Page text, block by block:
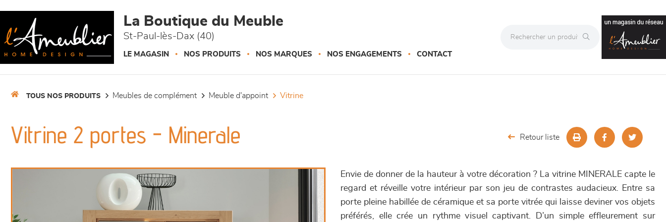
La Boutique du Meuble
St-Paul-lès-Dax (40)
LE MAGASIN NOS PRODUITS NOS MARQUES NOS ENGAGEMENTS CONTACT
TOUS NOS PRODUITS meubles de complément meuble d'appoint vitrine
Vitrine 2 portes - Minerale Retour liste
Envie de donner de la hauteur à votre décoration ? La vitrine MINERALE capte le
regard et réveille votre intérieur par son jeu de contrastes audacieux. Entre sa
porte pleine habillée de céramique et sa porte vitrée qui laisse deviner vos objets
préférés, elle crée un rythme visuel captivant. D’un simple effleurement sur